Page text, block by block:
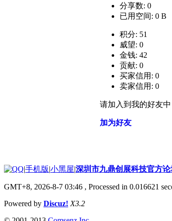
分享数: 0
已用空间: 0 B
积分: 51
威望: 0
金钱: 42
贡献: 0
买家信用: 0
卖家信用: 0
请加入到我的好友
加为好友
|手机版|小黑屋|深圳市九鼎创展科技官方论
GMT+8, 2026-8-7 03:46 , Processed in 0.016621
Powered by Discuz! X3.2